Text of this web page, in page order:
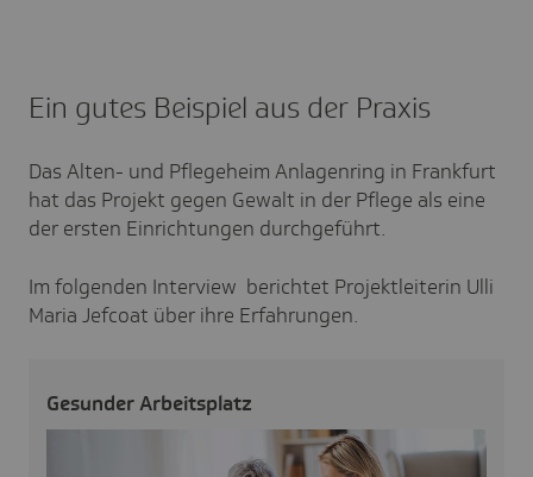
Ein gutes Beispiel aus der Praxis
Das Alten- und Pflegeheim Anlagenring in Frankfurt
hat das Projekt gegen Gewalt in der Pflege als eine
der ersten Einrichtungen durchgeführt.
Im folgenden Interview berichtet Projektleiterin Ulli
Maria Jefcoat über ihre Erfahrungen.
Gesunder Arbeits­platz